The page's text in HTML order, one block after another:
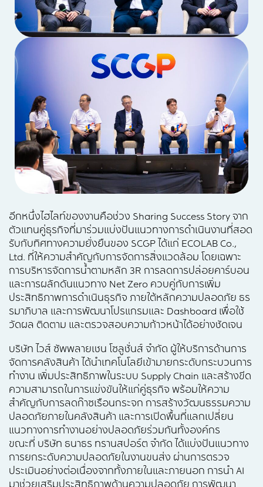
อีกหนึ่งไฮไลท์ของงานคือช่วง Sharing Success Story จาก
ตัวแทนคู่ธุรกิจที่มาร่วมแบ่งปันแนวทางการดำเนินงานที่สอด
รับกับทิศทางความยั่งยืนของ SCGP ได้แก่ ECOLAB Co.,
Ltd. ที่ให้ความสำคัญกับการจัดการสิ่งแวดล้อม โดยเฉพาะ
การบริหารจัดการน้ำตามหลัก 3R การลดการปล่อยคาร์บอน
และการผลักดันแนวทาง Net Zero ควบคู่กับการเพิ่ม
ประสิทธิภาพการดำเนินธุรกิจ ภายใต้หลักความปลอดภัย ธร
รมาภิบาล และการพัฒนาโปรแกรมและ Dashboard เพื่อใช้
วัดผล ติดตาม และตรวจสอบความก้าวหน้าได้อย่างชัดเจน
บริษัท ไวส์ ซัพพลายเชน โซลูชั่นส์ จำกัด ผู้ให้บริการด้านการ
จัดการคลังสินค้า ได้นำเทคโนโลยีเข้ามายกระดับกระบวนการ
ทำงาน เพิ่มประสิทธิภาพในระบบ Supply Chain และสร้างขีด
ความสามารถในการแข่งขันให้แก่คู่ธุรกิจ พร้อมให้ความ
สำคัญกับการลดก๊าซเรือนกระจก การสร้างวัฒนธรรมความ
ปลอดภัยภายในคลังสินค้า และการเปิดพื้นที่แลกเปลี่ยน
แนวทางการทำงานอย่างปลอดภัยร่วมกันทั้งองค์กร
ขณะที่ บริษัท ธนาธร ทรานสปอร์ต จำกัด ได้แบ่งปันแนวทาง
การยกระดับความปลอดภัยในงานขนส่ง ผ่านการตรวจ
ประเมินอย่างต่อเนื่องจากทั้งภายในและภายนอก การนำ AI
มาช่วยเสริมประสิทธิภาพด้านความปลอดภัย การพัฒนา